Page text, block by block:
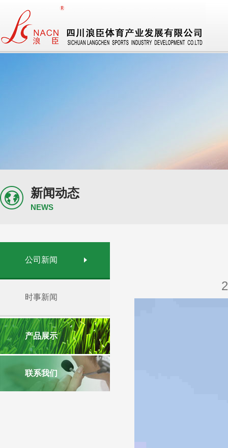
新闻动态
NEWS
公司新闻
时事新闻
产品展示
联系我们